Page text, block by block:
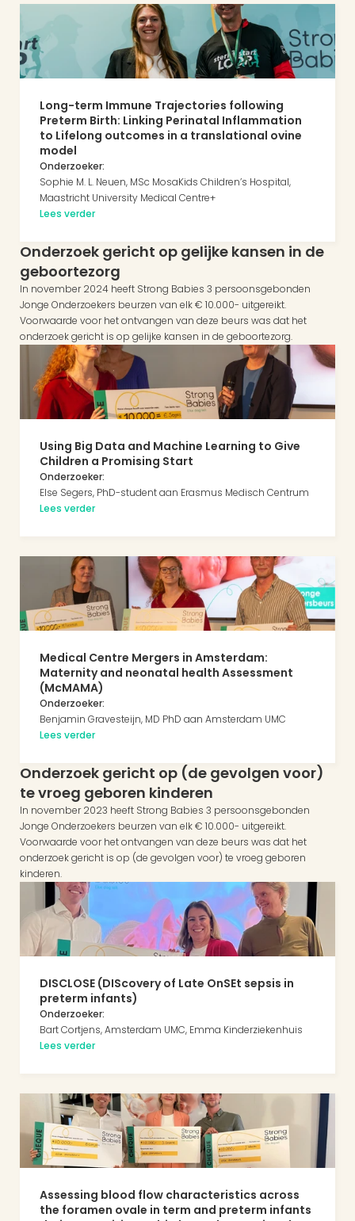
Long-term Immune Trajectories following
Preterm Birth: Linking Perinatal Inflammation
to Lifelong outcomes in a translational ovine
model
Onderzoeker:
Sophie M. L. Neuen, MSc MosaKids Children’s Hospital,
Maastricht University Medical Centre+
Lees verder
Onderzoek gericht op gelijke kansen in de
geboortezorg
In november 2024 heeft Strong Babies 3 persoonsgebonden
Jonge Onderzoekers beurzen van elk € 10.000- uitgereikt.
Voorwaarde voor het ontvangen van deze beurs was dat het
onderzoek gericht is op gelijke kansen in de geboortezorg.
Using Big Data and Machine Learning to Give
Children a Promising Start
Onderzoeker:
Else Segers, PhD-student aan Erasmus Medisch Centrum
Lees verder
Medical Centre Mergers in Amsterdam:
Maternity and neonatal health Assessment
(McMAMA)
Onderzoeker:
Benjamin Gravesteijn, MD PhD aan Amsterdam UMC
Lees verder
Onderzoek gericht op (de gevolgen voor)
te vroeg geboren kinderen
In november 2023 heeft Strong Babies 3 persoonsgebonden
Jonge Onderzoekers beurzen van elk € 10.000- uitgereikt.
Voorwaarde voor het ontvangen van deze beurs was dat het
onderzoek gericht is op (de gevolgen voor) te vroeg geboren
kinderen.
DISCLOSE (DIScovery of Late OnSEt sepsis in
preterm infants)
Onderzoeker:
Bart Cortjens, Amsterdam UMC, Emma Kinderziekenhuis
Lees verder
Assessing blood flow characteristics across
the foramen ovale in term and preterm infants